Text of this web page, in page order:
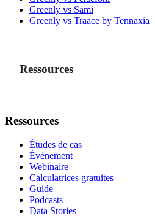
Greenly vs Sami
Greenly vs Traace by Tennaxia
Ressources
Ressources
Études de cas
Événement
Webinaire
Calculatrices gratuites
Guide
Podcasts
Data Stories